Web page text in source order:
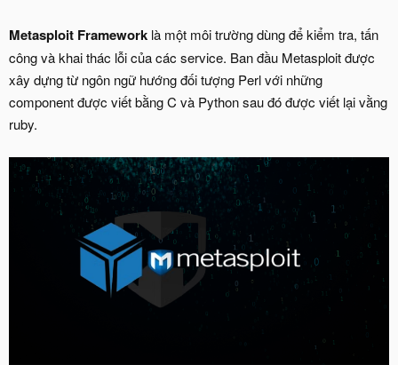
Metasploit Framework là một môi trường dùng để kiểm tra, tấn
công và khai thác lỗi của các service. Ban đầu Metasploit được
xây dựng từ ngôn ngữ hướng đối tượng Perl với những
component được viết bằng C và Python sau đó được viết lại vằng
ruby.